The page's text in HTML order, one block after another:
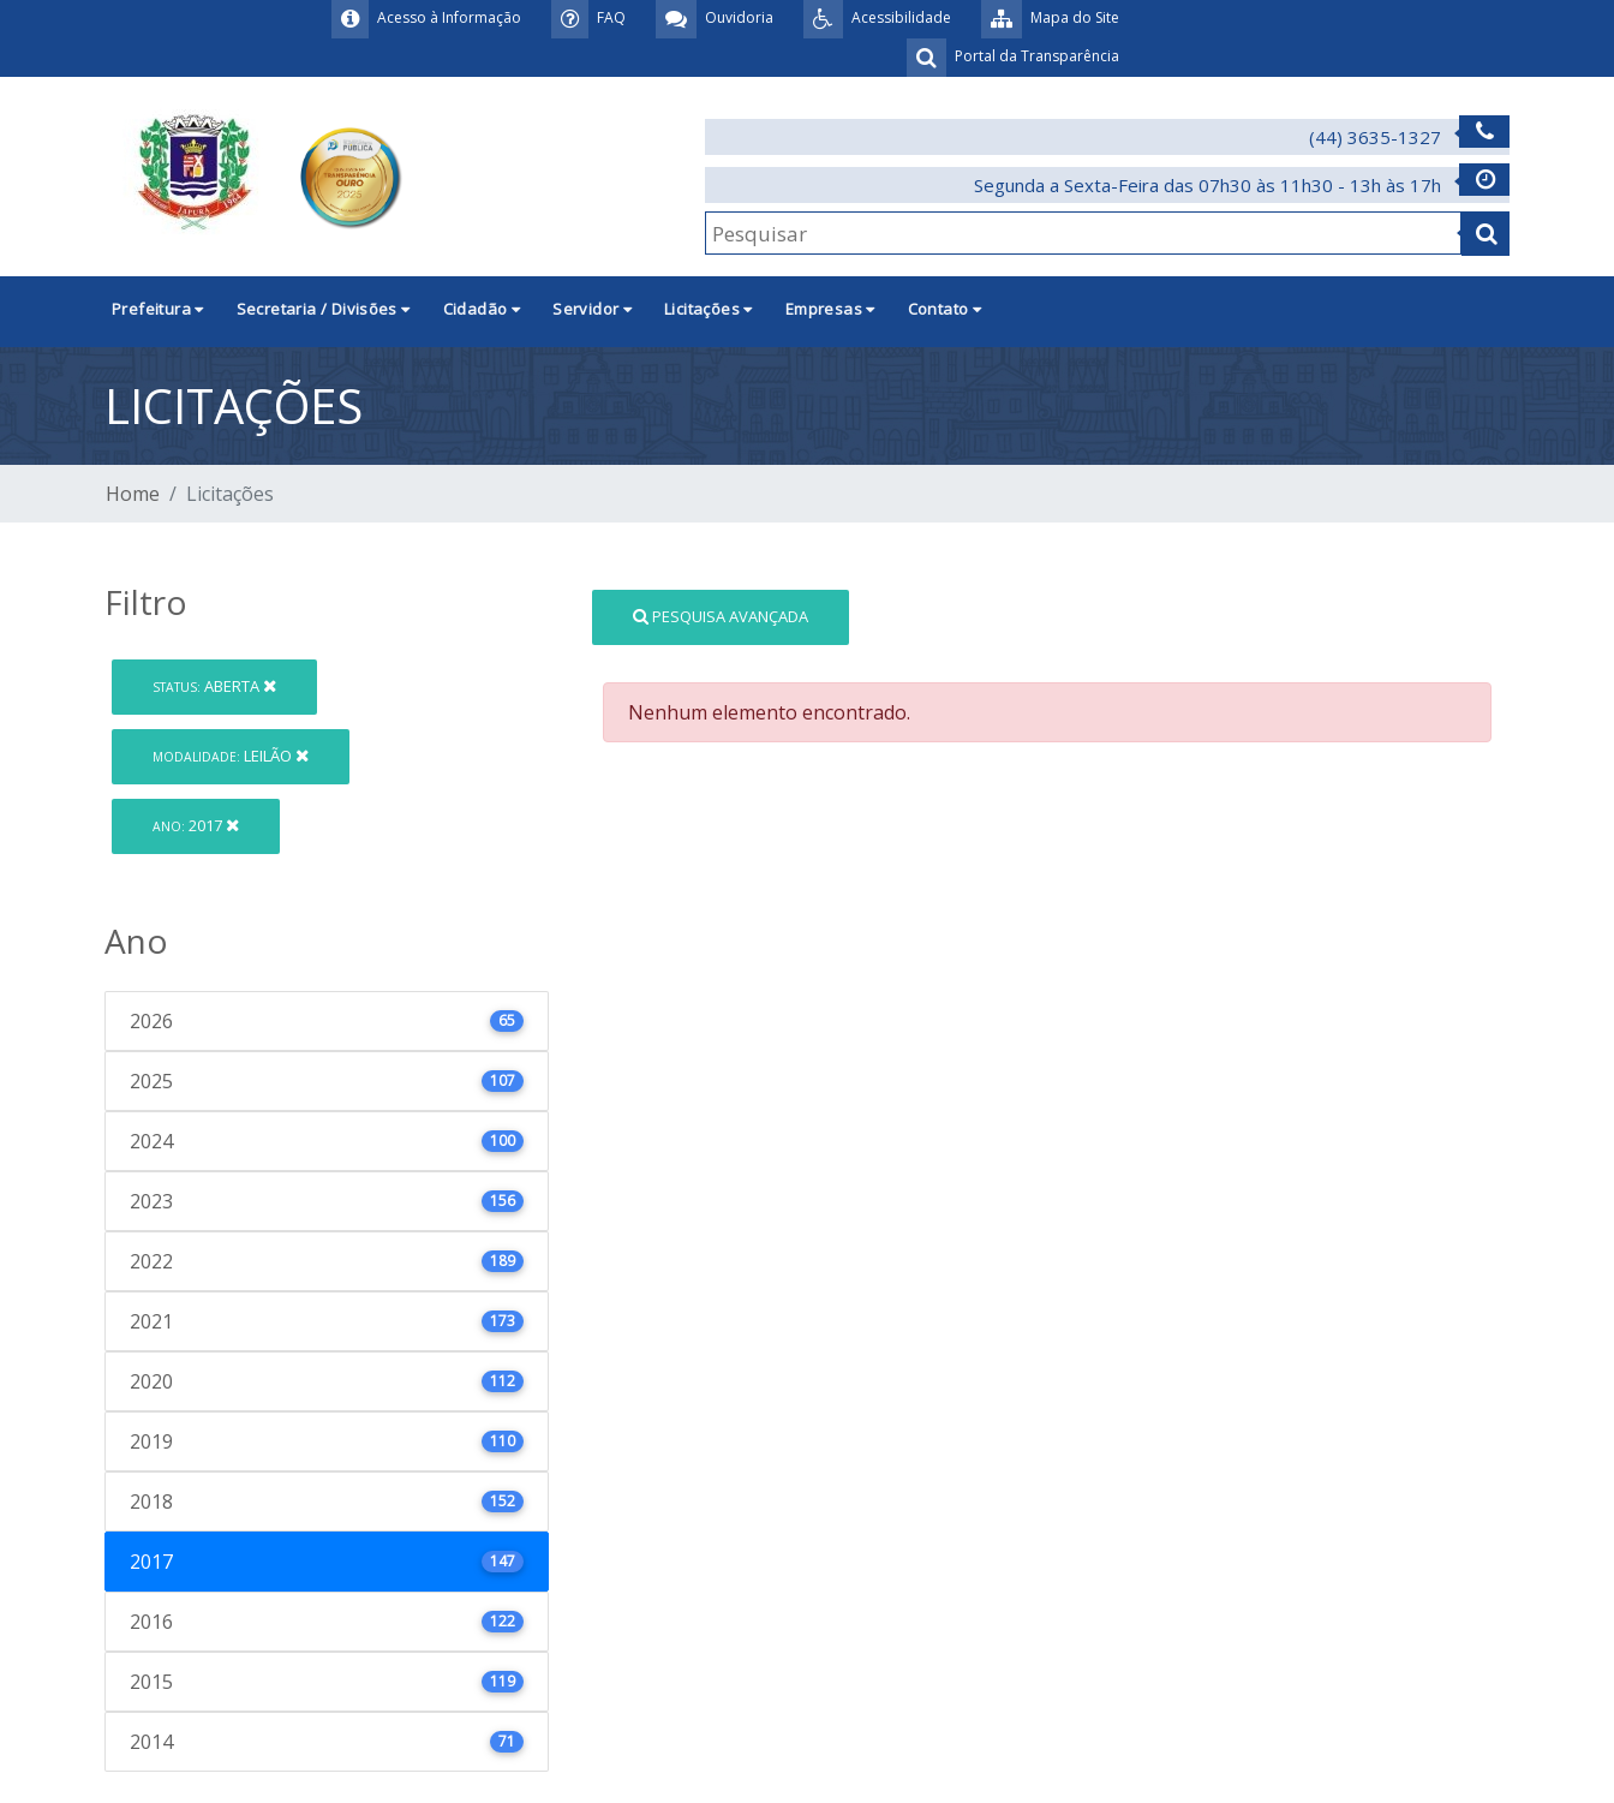
Mapa do Site
Acessibilidade
Ouvidoria
FAQ
Acesso à Informação
Portal da Transparência
(44) 3635-1327
Segunda a Sexta-Feira das 07h30 às 11h30 - 13h às 17h
Prefeitura Secretaria / Divisões Cidadão Servidor Licitações Empresas Contato
LICITAÇÕES
Home Licitações
Filtro
STATUS: ABERTA
MODALIDADE: LEILÃO
ANO: 2017
Ano
2026 65
2025 107
2024 100
2023 156
2022 189
2021 173
2020 112
2019 110
2018 152
2017 147
2016 122
2015 119
2014 71
PESQUISA AVANÇADA
Nenhum elemento encontrado.